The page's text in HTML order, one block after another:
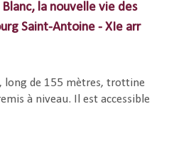
Blanc, la nouvelle vie des
Saint-Antoine - XIe arr
long de 155 mètres, trottine
à niveau. Il est accessible